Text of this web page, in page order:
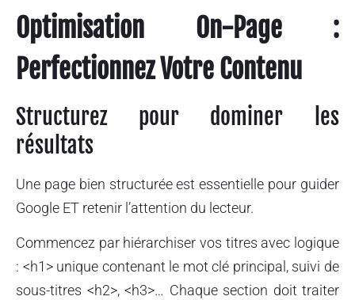
Optimisation On-Page :
Perfectionnez Votre Contenu
Structurez pour dominer les
résultats
Une page bien structurée est essentielle pour guider
Google ET retenir l’attention du lecteur.
Commencez par hiérarchiser vos titres avec logique
: <h1> unique contenant le mot clé principal, suivi de
sous-titres <h2>, <h3>… Chaque section doit traiter